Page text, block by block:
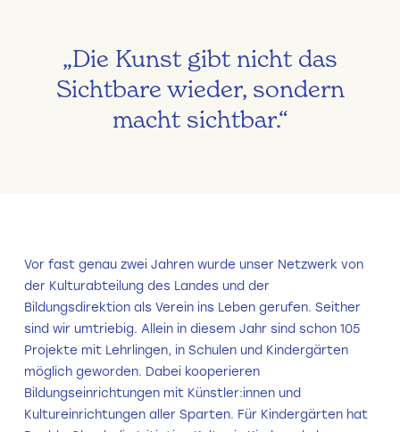
„Die Kunst gibt nicht das
Sichtbare wieder, sondern
macht sichtbar.“
Vor fast genau zwei Jahren wurde unser Netzwerk von
der Kulturabteilung des Landes und der
Bildungsdirektion als Verein ins Leben gerufen. Seither
sind wir umtriebig. Allein in diesem Jahr sind schon 105
Projekte mit Lehrlingen, in Schulen und Kindergärten
möglich geworden. Dabei kooperieren
Bildungseinrichtungen mit Künstler:innen und
Kultureinrichtungen aller Sparten. Für Kindergärten hat